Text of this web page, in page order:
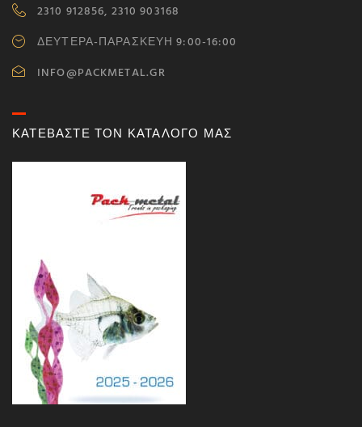
2310 912856, 2310 903168
ΔΕΥΤΕΡΑ-ΠΑΡΑΣΚΕΥΗ 9:00-16:00
INFO@PACKMETAL.GR
ΚΑΤΕΒΑΣΤΕ ΤΟΝ ΚΑΤΑΛΟΓΟ ΜΑΣ